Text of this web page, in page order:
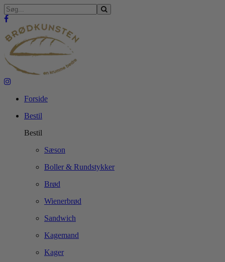
Forside
Bestil
Bestil
Sæson
Boller & Rundstykker
Brød
Wienerbrød
Sandwich
Kagemand
Kager